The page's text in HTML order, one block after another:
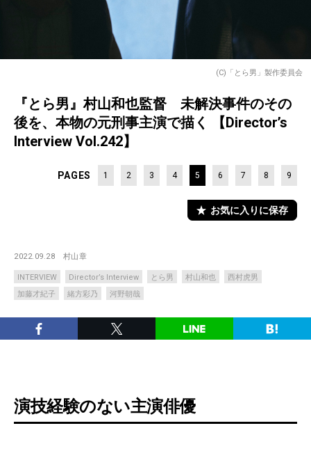
(C)「とら男」製作委員会
『とら男』村山和也監督 未解決事件のその
後を、本物の元刑事主演で描く 【Director’s
Interview Vol.242】
PAGES 1 2 3 4 5 6 7 8 9
お気に入りに保存
2022.09.28 村山章
INTERVIEW Director’s Interview とら男 村山和也
西村虎男
加藤才紀子
緒方彩乃 河野朝哉
演技経験のない主演俳優